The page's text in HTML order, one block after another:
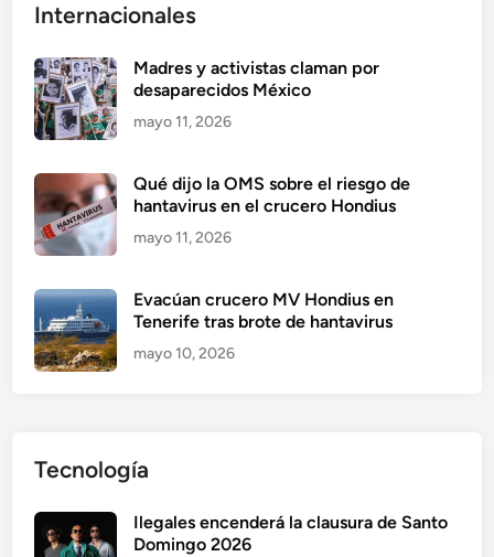
Internacionales
Madres y activistas claman por
desaparecidos México
mayo 11, 2026
Qué dijo la OMS sobre el riesgo de
hantavirus en el crucero Hondius
mayo 11, 2026
Evacúan crucero MV Hondius en
Tenerife tras brote de hantavirus
mayo 10, 2026
Tecnología
Ilegales encenderá la clausura de Santo
Domingo 2026